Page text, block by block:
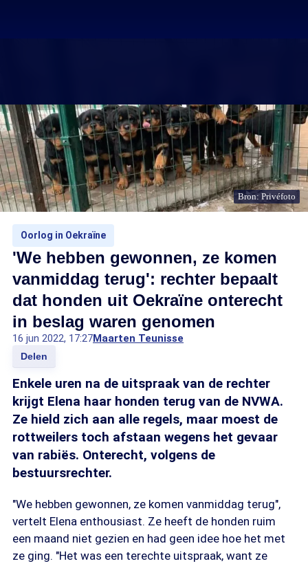
Bron: Privéfoto
Oorlog in Oekraïne
'We hebben gewonnen, ze komen
vanmiddag terug': rechter bepaalt
dat honden uit Oekraïne onterecht
in beslag waren genomen
16 jun 2022, 17:27Maarten Teunisse
Delen
Enkele uren na de uitspraak van de rechter
krijgt Elena haar honden terug van de NVWA.
Ze hield zich aan alle regels, maar moest de
rottweilers toch afstaan wegens het gevaar
van rabiës. Onterecht, volgens de
bestuursrechter.
"We hebben gewonnen, ze komen vanmiddag terug",
vertelt Elena enthousiast. Ze heeft de honden ruim
een maand niet gezien en had geen idee hoe het met
ze ging. "Het was een terechte uitspraak, want ze